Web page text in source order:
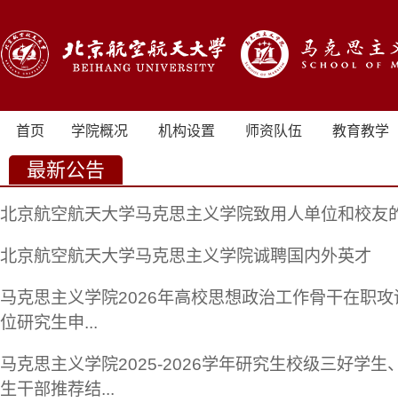
首页 学院概况 机构设置 师资队伍 教育教学
最新公告
北京航空航天大学马克思主义学院致用人单位和校友
北京航空航天大学马克思主义学院诚聘国内外英才
马克思主义学院2026年高校思想政治工作骨干在职攻
位研究生申...
马克思主义学院2025-2026学年研究生校级三好学生
生干部推荐结...